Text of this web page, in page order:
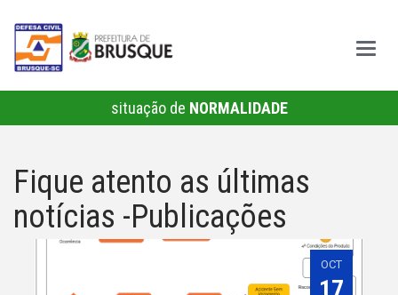
MENU
situação de NORMALIDADE
Fique atento as últimas
notícias -Publicações
OCT
17